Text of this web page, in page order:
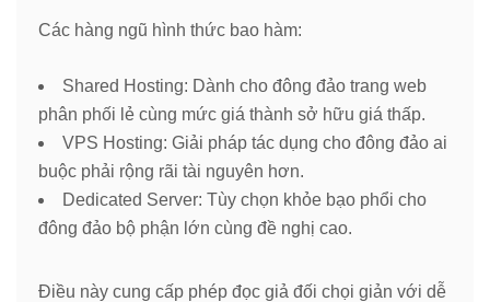
Các hàng ngũ hình thức bao hàm:
Shared Hosting: Dành cho đông đảo trang web
phân phối lẻ cùng mức giá thành sở hữu giá thấp.
VPS Hosting: Giải pháp tác dụng cho đông đảo ai
buộc phải rộng rãi tài nguyên hơn.
Dedicated Server: Tùy chọn khỏe bạo phổi cho
đông đảo bộ phận lớn cùng đề nghị cao.
Điều này cung cấp phép đọc giả đối chọi giản với dễ